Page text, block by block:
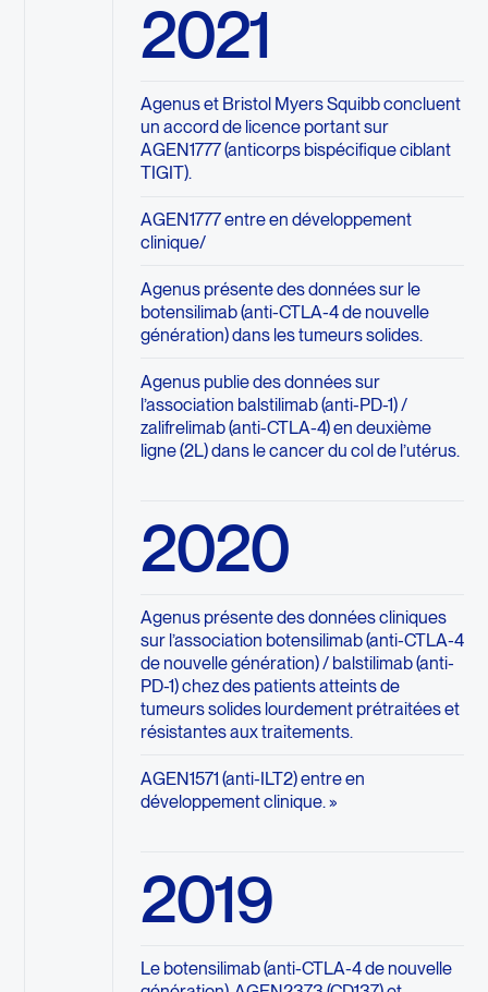
2021
Agenus et Bristol Myers Squibb concluent
un accord de licence portant sur
AGEN1777 (anticorps bispécifique ciblant
TIGIT).
AGEN1777 entre en développement
clinique/
Agenus présente des données sur le
botensilimab (anti-CTLA-4 de nouvelle
génération) dans les tumeurs solides.
Agenus publie des données sur
l’association balstilimab (anti-PD-1) /
zalifrelimab (anti-CTLA-4) en deuxième
ligne (2L) dans le cancer du col de l’utérus.
2020
Agenus présente des données cliniques
sur l’association botensilimab (anti-CTLA-4
de nouvelle génération) / balstilimab (anti-
PD-1) chez des patients atteints de
tumeurs solides lourdement prétraitées et
résistantes aux traitements.
AGEN1571 (anti-ILT2) entre en
développement clinique. »
2019
Le botensilimab (anti-CTLA-4 de nouvelle